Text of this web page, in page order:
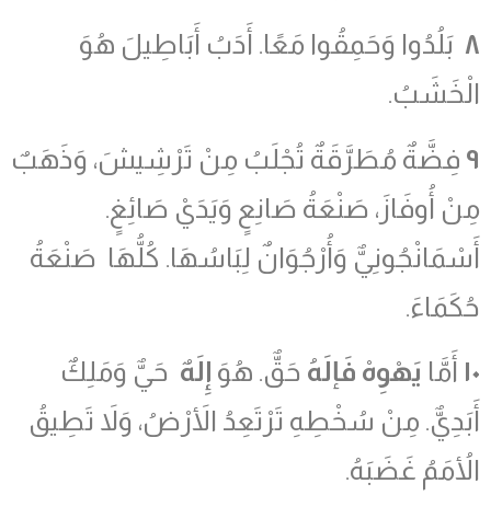
٨ بَلُدُوا وَحَمِقُوا مَعًا. أَدَبُ أَبَاطِيلَ هُوَ
الْخَشَبُ.
٩ فِضَّةٌ مُطَرَّقَةٌ تُجْلَبُ مِنْ تَرْشِيشَ، وَذَهَبٌ
مِنْ أُوفَازَ، صَنْعَةُ صَانِعٍ وَيَدَيْ صَائِغٍ.
أَسْمَانْجُونِيٌّ وَأُرْجُوَانٌ لِبَاسُهَا. كُلُّهَا صَنْعَةُ
حُكَمَاءَ.
١٠ أَمَّا يَهْوِهْ فَإلَهُ حَقٌّ. هُوَ إِلَهٌ حَيٌّ وَمَلِكٌ
أَبَدِيٌّ. مِنْ سُخْطِهِ تَرْتَعِدُ الأَرْضُ، وَلاَ تَطِيقُ
الأُمَمُ غَضَبَهُ.